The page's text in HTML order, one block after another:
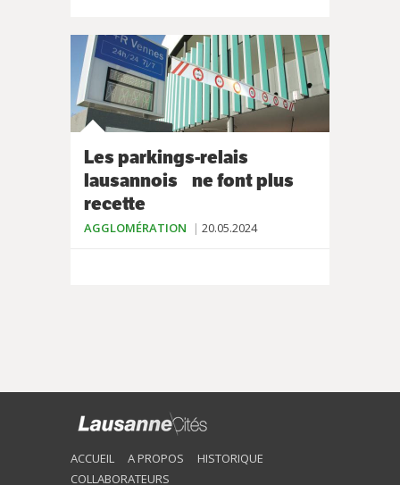
Les parkings-relais
lausannois ne font plus
recette
AGGLOMÉRATION 20.05.2024
ACCUEIL A PROPOS
HISTORIQUE
COLLABORATEURS